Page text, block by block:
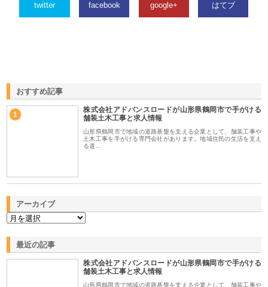
twitter facebook google+ はてブ
おすすめ記事
1
株式会社アドバンスロードが山形県鶴岡市で手がける
舗装土木工事と求人情報
山形県鶴岡市で地域の道路基盤を支える企業として、舗装工事や
土木工事を手がける専門会社があります。地域住民の生活を支え
る道…
アーカイブ
最近の記事
株式会社アドバンスロードが山形県鶴岡市で手がける
舗装土木工事と求人情報
山形県鶴岡市で地域の道路基盤を支える企業として、舗装工事や